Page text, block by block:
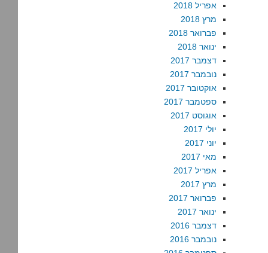
אפריל 2018
מרץ 2018
פברואר 2018
ינואר 2018
דצמבר 2017
נובמבר 2017
אוקטובר 2017
ספטמבר 2017
אוגוסט 2017
יולי 2017
יוני 2017
מאי 2017
אפריל 2017
מרץ 2017
פברואר 2017
ינואר 2017
דצמבר 2016
נובמבר 2016